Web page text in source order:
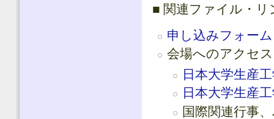
■ 関連ファイル・リ
申し込みフォーム
会場へのアクセ
日本大学生産
日本大学生産
国際関連行事